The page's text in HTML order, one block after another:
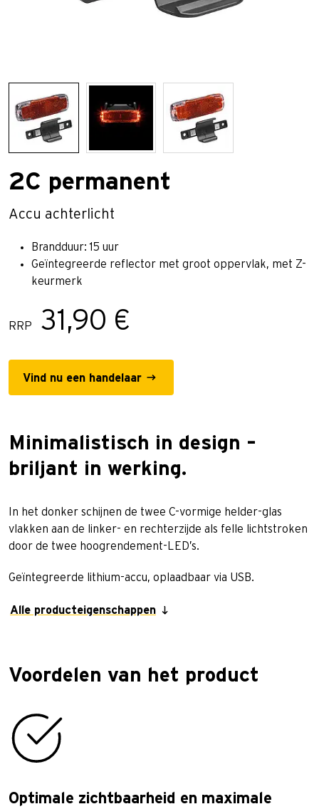
2C permanent
Accu achterlicht
Brandduur: 15 uur
Geïntegreerde reflector met groot oppervlak, met Z-
keurmerk
RRP 31,90 €
Vind nu een handelaar
Minimalistisch in design –
briljant in werking.
In het donker schijnen de twee C-vormige helder-glas
vlakken aan de linker- en rechterzijde als felle lichtstroken
door de twee hoogrendement-LED’s.
Geïntegreerde lithium-accu, oplaadbaar via USB.
Alle producteigenschappen
Voordelen van het product
Optimale zichtbaarheid en maximale